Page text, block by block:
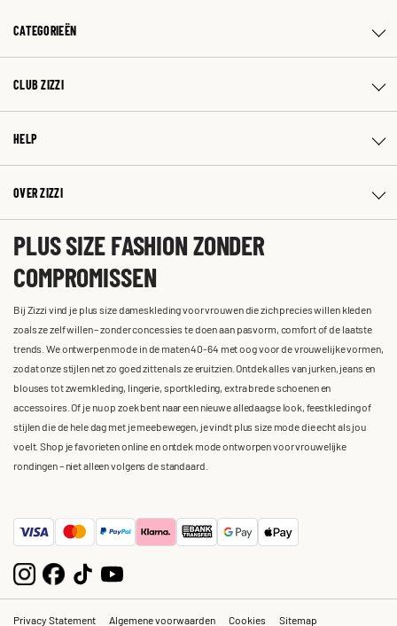
CATEGORIEËN
CLUB ZIZZI
HELP
OVER ZIZZI
PLUS SIZE FASHION ZONDER
COMPROMISSEN
Bij Zizzi vind je plus size dameskleding voor vrouwen die zich precies willen kleden
zoals ze zelf willen – zonder concessies te doen aan pasvorm, comfort of de laatste
trends. We ontwerpen mode in de maten 40-64 met oog voor de vrouwelijke vormen,
zodat onze stijlen net zo goed zitten als ze eruitzien. Ontdek alles van jurken, jeans en
blouses tot zwemkleding, lingerie, sportkleding, extra brede schoenen en
accessoires. Of je nu op zoek bent naar een nieuwe alledaagse look, feestkleding of
stijlen die de hele dag met je meebewegen, je vindt plus size mode die echt als jou
voelt. Shop je favorieten online en ontdek mode ontworpen voor vrouwelijke
rondingen – niet alleen volgens de standaard.
Privacy Statement Algemene voorwaarden Cookies Sitemap